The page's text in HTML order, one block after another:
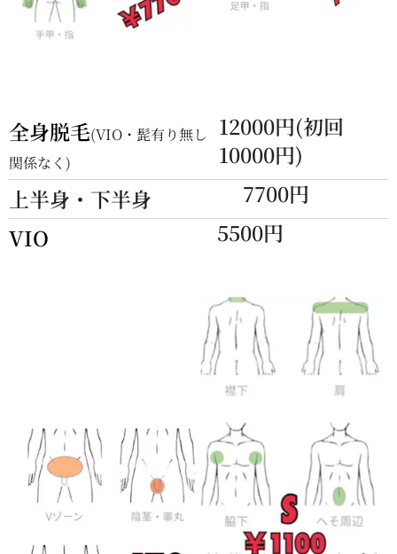
全身脱毛(VIO・髭有り無し
関係なく)
12000円(初回
10000円)
上半身・下半身
7700円
VIO
5500円